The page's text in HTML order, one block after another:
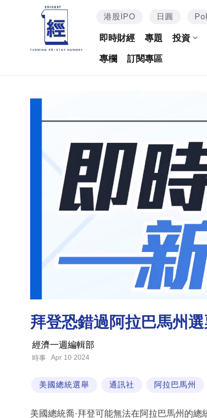
港股IPO 日圓
即時財經 專題 投資
專欄 訂閱專區
拜登恐錯過阿拉巴馬州
經濟一週編輯部
時事 Apr 10 2024
美國總統選舉 通訊社 阿拉巴馬州
美國總統喬·拜登可能無法在阿拉巴馬州的